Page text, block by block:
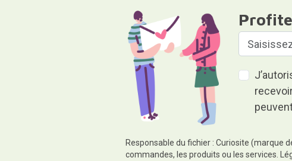
Responsable du fichier : Curiosite (marque
commandes, les produits ou les services.